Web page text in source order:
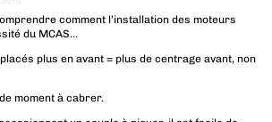
comment l’installation des moteurs
du MCAS…
plus en avant = plus de centrage avant, non
moment à cabrer.